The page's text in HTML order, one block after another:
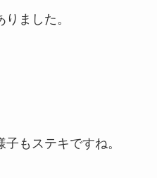
ました。
もステキですね。